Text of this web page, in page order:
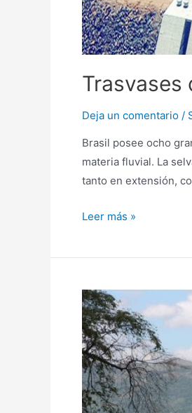
Trasvases
Deja un comentario /
Brasil posee ocho
materia fluvial. La
tanto en extensión,
Leer más »